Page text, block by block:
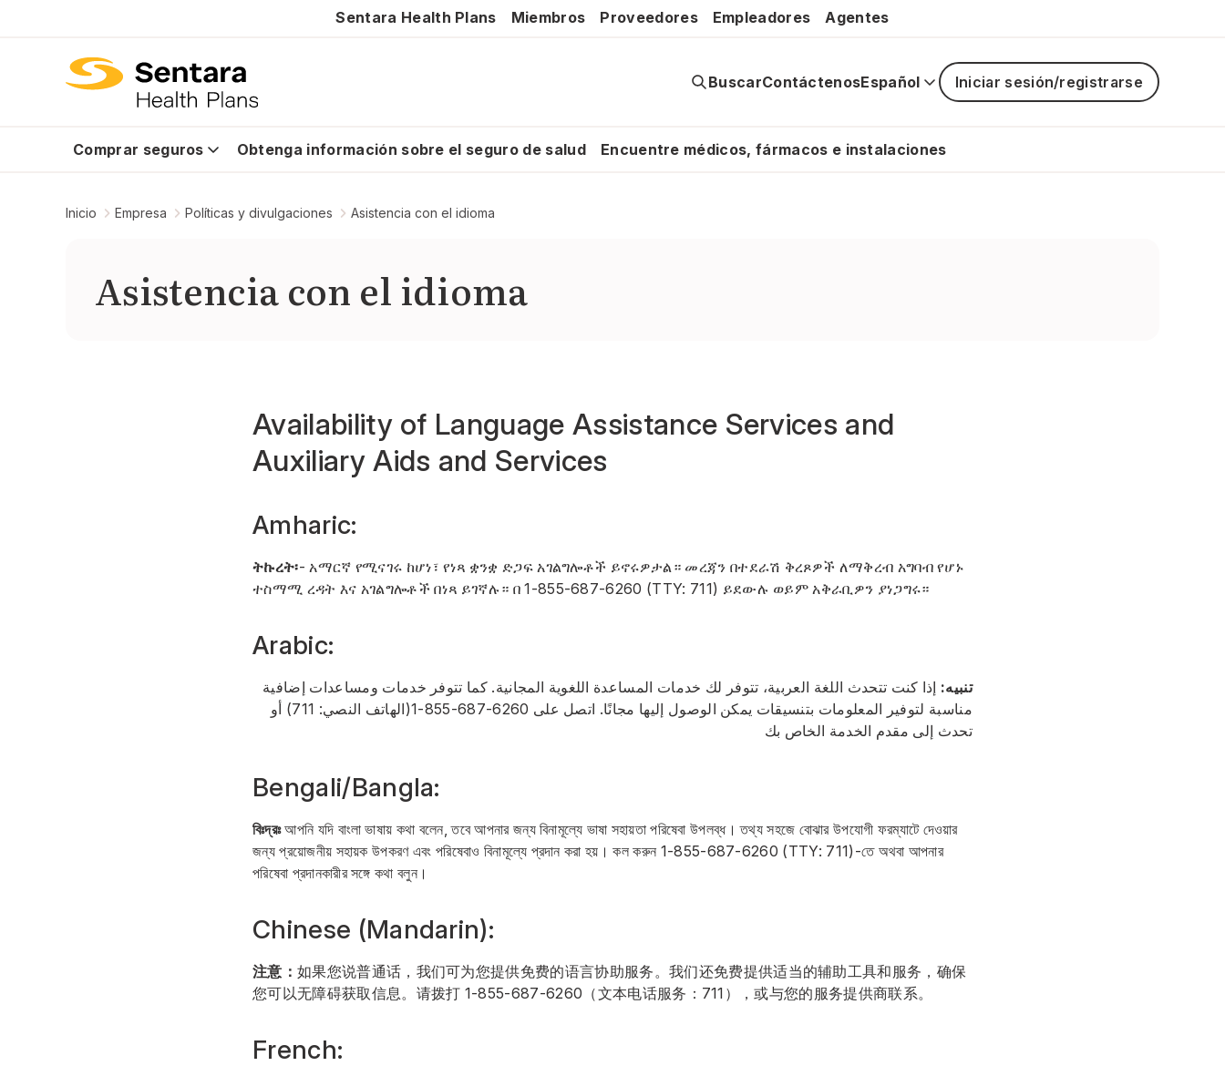
Sentara Health Plans Miembros Proveedores Empleadores Agentes
BuscarContáctenosEspañol Iniciar sesión/registrarse
Comprar seguros Obtenga información sobre el seguro de salud Encuentre médicos, fármacos e instalaciones
Inicio Empresa Políticas y divulgaciones Asistencia con el idioma
Asistencia con el idioma
Availability of Language Assistance Services and
Auxiliary Aids and Services
Amharic:
ትኩረት፡- አማርኛ የሚናገሩ ከሆነ፣ የነጻ ቋንቋ ድጋፍ አገልግሎቶች ይኖሩዎታል። መረጃን በተደራሽ ቅረጾዎች ለማቅረብ አግባብ የሆኑ
ተስማሚ ረዳት እና አገልግሎቶች በነጻ ይገኛሉ። በ1-855-687-6260 (TTY: 711) ይደውሉ ወይም አቅራቢዎን ያነጋግሩ።
Arabic:
تنبيه: إذا كنت تتحدث اللغة العربية، تتوفر لك خدمات المساعدة اللغوية المجانية. كما تتوفر خدمات ومساعدات إضافية
مناسبة لتوفير المعلومات بتنسيقات يمكن الوصول إليها مجانًا. اتصل على 1-855-687-6260
(الهاتف النصي: 711) أو
تحدث إلى مقدم الخدمة الخاص بك
Bengali/Bangla:
বিঃদ্রঃআপনি যদি বাংলা ভাষায় কথা বলেন, তবে আপনার জন্য বিনামূল্যে ভাষা সহায়তা পরিষেবা উপলব্ধ। তথ্য সহজে বোঝার উপযোগী ফরম্যাটে দেওয়ার
জন্য প্রয়োজনীয় সহায়ক উপকরণ এবং পরিষেবাও বিনামূল্যে প্রদান করা হয়। কল করুন 1-855-687-6260 (TTY: 711)-তে অথবা আপনার
পরিষেবা প্রদানকারীর সঙ্গে কথা বলুন।
Chinese (Mandarin):
注意： 如果您说普通话，我们可为您提供免费的语言协助服务。我们还免费提供适当的辅助工具和服务，确保
您可以无障碍获取信息。请拨打 1-855-687-6260 （文本电话服务：711），或与您的服务提供商联系。
French: